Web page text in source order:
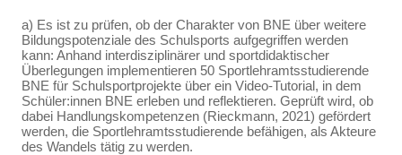
a) Es ist zu prüfen, ob der Charakter von BNE über weitere
Bildungspotenziale des Schulsports aufgegriffen werden
kann: Anhand interdisziplinärer und sportdidaktischer
Überlegungen implementieren 50 Sportlehramtsstudierende
BNE für Schulsportprojekte über ein Video-Tutorial, in dem
Schüler:innen BNE erleben und reflektieren. Geprüft wird, ob
dabei Handlungskompetenzen (Rieckmann, 2021) gefördert
werden, die Sportlehramtsstudierende befähigen, als Akteure
des Wandels tätig zu werden.